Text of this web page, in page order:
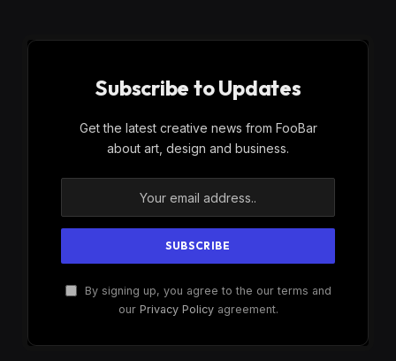
Subscribe to Updates
Get the latest creative news from FooBar
about art, design and business.
By signing up, you agree to the our terms and
our Privacy Policyagreement.